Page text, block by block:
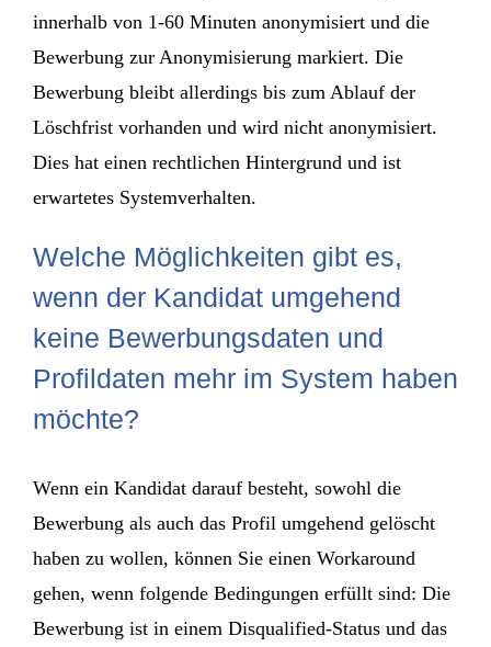
innerhalb von 1-60 Minuten anonymisiert und die
Bewerbung zur Anonymisierung markiert. Die
Bewerbung bleibt allerdings bis zum Ablauf der
Löschfrist vorhanden und wird nicht anonymisiert.
Dies hat einen rechtlichen Hintergrund und ist
erwartetes Systemverhalten.
Welche Möglichkeiten gibt es,
wenn der Kandidat umgehend
keine Bewerbungsdaten und
Profildaten mehr im System haben
möchte?
Wenn ein Kandidat darauf besteht, sowohl die
Bewerbung als auch das Profil umgehend gelöscht
haben zu wollen, können Sie einen Workaround
gehen, wenn folgende Bedingungen erfüllt sind: Die
Bewerbung ist in einem Disqualified-Status und das